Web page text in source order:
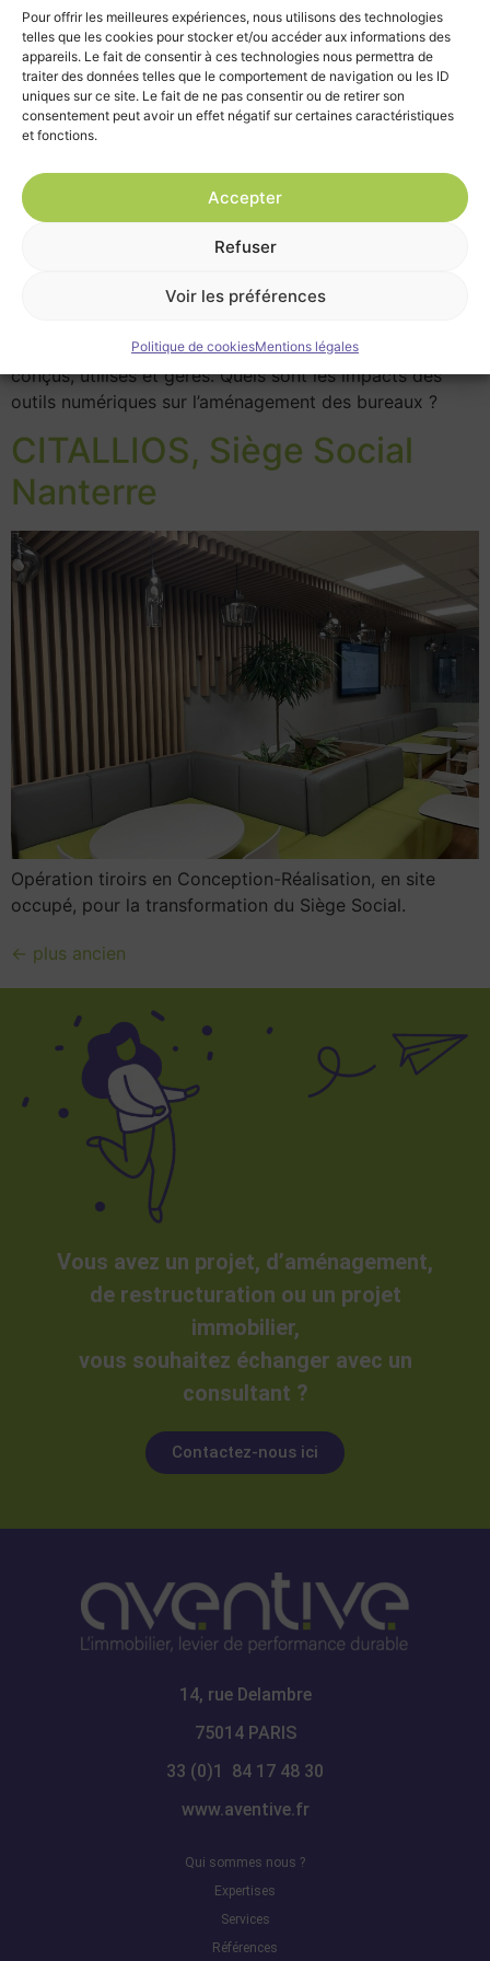
Pour offrir les meilleures expériences, nous utilisons des technologies
telles que les cookies pour stocker et/ou accéder aux informations des
appareils. Le fait de consentir à ces technologies nous permettra de
traiter des données telles que le comportement de navigation ou les ID
uniques sur ce site. Le fait de ne pas consentir ou de retirer son
consentement peut avoir un effet négatif sur certaines caractéristiques
et fonctions.
Accepter
Refuser
Voir les préférences
Politique de cookiesMentions légales
l’aménagement des bureaux
?
changé la manière dont les espaces de travail sont
conçus, utilisés et gérés. Quels sont les impacts des
outils numériques sur l’aménagement des bureaux ?
CITALLIOS, Siège Social
Nanterre
Opération tiroirs en Conception-Réalisation, en site
occupé, pour la transformation du Siège Social.
← plus ancien
Vous avez un projet, d’aménagement,
de restructuration ou un projet
immobilier,
vous souhaitez échanger avec un
consultant ?
Contactez-nous ici
14, rue Delambre
75014 PARIS
33 (0)1 84 17 48 30
www.aventive.fr
Qui sommes nous ?
Expertises
Services
Références